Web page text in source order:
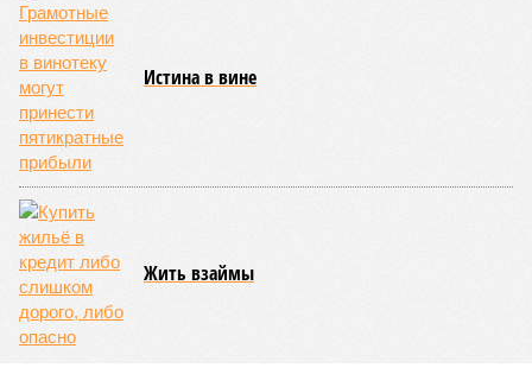
продолжительной и суровой. Снега образовалось огромное
количество – казалось бы, хороший знак после периода
великой суши, продолжавшегося с 1928-го. Но всё
обратилось катастрофой. Снег растаял, устремился в реки,
начался небывалый паводок, быстро обернувшийся
страшным наводнением, которое обильные весенние ливни
только усугубили. К июню всё это преобразовалось в
массовый потоп, в июле же Китай в дополнение накрыло
сразу девятью циклонами. Последствия оказались
невообразимыми: наводнение погребло под собой
территорию в 180 тыс. квадратных километров, что равно
по площади Карелии, шести Курским или Калужским
областям, десятку Чуваший.